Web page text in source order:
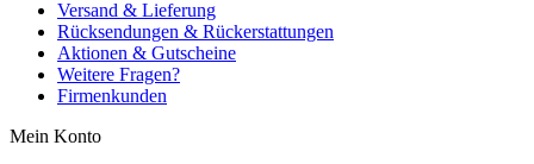
Versand & Lieferung
Rücksendungen & Rückerstattungen
Aktionen & Gutscheine
Weitere Fragen?
Firmenkunden
Mein Konto